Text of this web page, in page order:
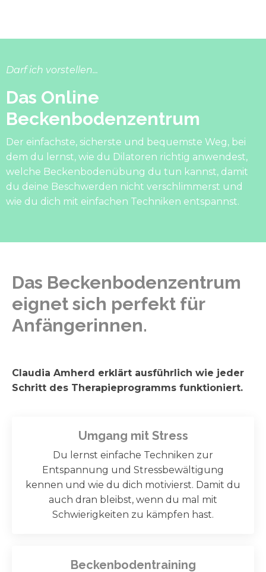
Darf ich vorstellen...
Das Online
Beckenbodenzentrum
Der einfachste, sicherste und bequemste Weg, bei
dem du lernst, wie du Dilatoren richtig anwendest,
welche Beckenbodenübung du tun kannst, damit
du deine Beschwerden nicht verschlimmerst und
wie du dich mit einfachen Techniken entspannst.
Das Beckenbodenzentrum
eignet sich perfekt für
Anfängerinnen.
Claudia Amherd erklärt ausführlich wie jeder
Schritt des Therapieprogramms funktioniert.
Umgang mit Stress
Du lernst einfache Techniken zur
Entspannung und Stressbewältigung
kennen und wie du dich motivierst. Damit du
auch dran bleibst, wenn du mal mit
Schwierigkeiten zu kämpfen hast.
Beckenbodentraining